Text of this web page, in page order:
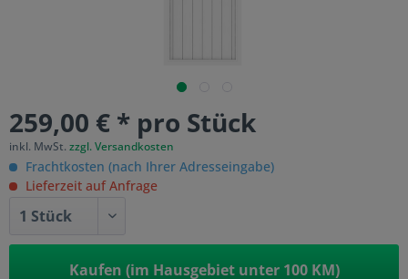
259,00 € * pro Stück
inkl. MwSt. zzgl. Versandkosten
Frachtkosten (nach Ihrer Adresseingabe)
Lieferzeit auf Anfrage
Kaufen (im Hausgebiet unter 100 KM)